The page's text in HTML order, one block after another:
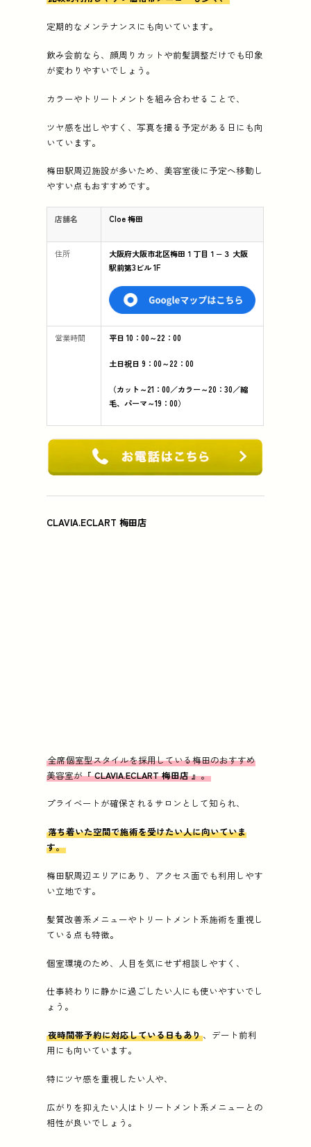
定期的なメンテナンスにも向いています。
飲み会前なら、顔周りカットや前髪調整だけでも印象
が変わりやすいでしょう。
カラーやトリートメントを組み合わせることで、
ツヤ感を出しやすく、写真を撮る予定がある日にも向
いています。
梅田駅周辺施設が多いため、美容室後に予定へ移動し
やすい点もおすすめです。
店舗名 Cloe 梅田
住所
大阪府大阪市北区梅田１丁目１−３ 大阪
駅前第3ビル 1F
営業時間 平日 10：00～22：00
土日祝日 9：00～22：00
（カット～21：00／カラー～20：30／縮
毛、パーマ～19：00）
CLAVIA.ECLART 梅田店
全席個室型スタイルを採用している梅田のおすすめ
美容室が『 CLAVIA.ECLART 梅田店 』。
プライベートが確保されるサロンとして知られ、
落ち着いた空間で施術を受けたい人に向いていま
す。
梅田駅周辺エリアにあり、アクセス面でも利用しやす
い立地です。
髪質改善系メニューやトリートメント系施術を重視し
ている点も特徴。
個室環境のため、人目を気にせず相談しやすく、
仕事終わりに静かに過ごしたい人にも使いやすいでし
ょう。
夜時間帯予約に対応している日もあり、デート前利
用にも向いています。
特にツヤ感を重視したい人や、
広がりを抑えたい人はトリートメント系メニューとの
相性が良いでしょう。